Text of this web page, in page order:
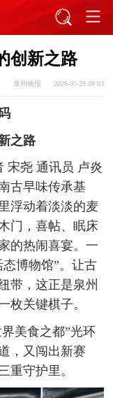
创新之路
泉州晚报 2026-05-29 09:03
之路
宋尧 通讯员 卢炎
古早味传承基
浮动着淡淡的麦
门，喜帖、眠床
的热闹喜宴。一
博物馆”。让古
带，这正是泉州
枚关键棋子。
美食之都”光环
，又闯出新赛
重守护里。